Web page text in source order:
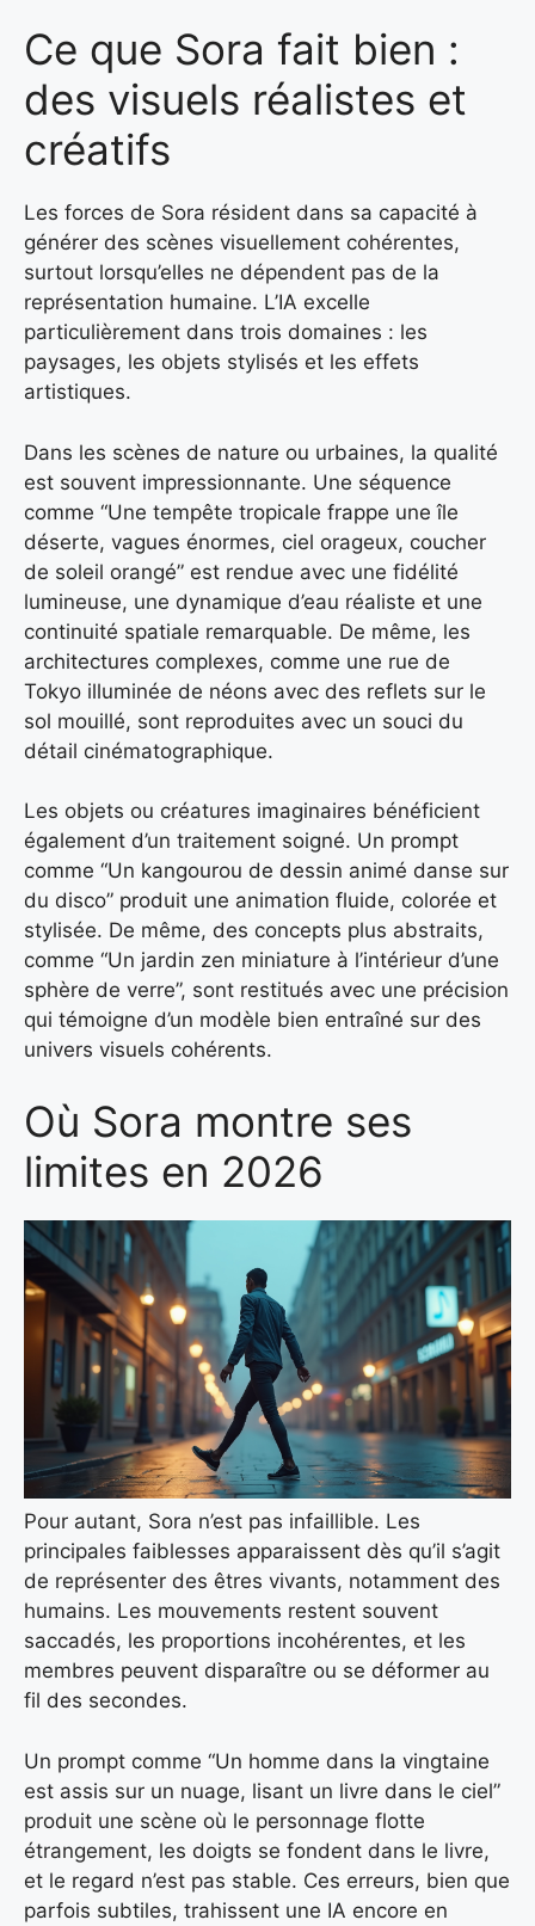
Ce que Sora fait bien :
des visuels réalistes et
créatifs
Les forces de Sora résident dans sa capacité à
générer des scènes visuellement cohérentes,
surtout lorsqu’elles ne dépendent pas de la
représentation humaine. L’IA excelle
particulièrement dans trois domaines : les
paysages, les objets stylisés et les effets
artistiques.
Dans les scènes de nature ou urbaines, la qualité
est souvent impressionnante. Une séquence
comme “Une tempête tropicale frappe une île
déserte, vagues énormes, ciel orageux, coucher
de soleil orangé” est rendue avec une fidélité
lumineuse, une dynamique d’eau réaliste et une
continuité spatiale remarquable. De même, les
architectures complexes, comme une rue de
Tokyo illuminée de néons avec des reflets sur le
sol mouillé, sont reproduites avec un souci du
détail cinématographique.
Les objets ou créatures imaginaires bénéficient
également d’un traitement soigné. Un prompt
comme “Un kangourou de dessin animé danse sur
du disco” produit une animation fluide, colorée et
stylisée. De même, des concepts plus abstraits,
comme “Un jardin zen miniature à l’intérieur d’une
sphère de verre”, sont restitués avec une précision
qui témoigne d’un modèle bien entraîné sur des
univers visuels cohérents.
Où Sora montre ses
limites en 2026
Pour autant, Sora n’est pas infaillible. Les
principales faiblesses apparaissent dès qu’il s’agit
de représenter des êtres vivants, notamment des
humains. Les mouvements restent souvent
saccadés, les proportions incohérentes, et les
membres peuvent disparaître ou se déformer au
fil des secondes.
Un prompt comme “Un homme dans la vingtaine
est assis sur un nuage, lisant un livre dans le ciel”
produit une scène où le personnage flotte
étrangement, les doigts se fondent dans le livre,
et le regard n’est pas stable. Ces erreurs, bien que
parfois subtiles, trahissent une IA encore en